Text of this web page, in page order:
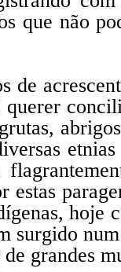
que não
de
estas
hoje
surgido
grandes